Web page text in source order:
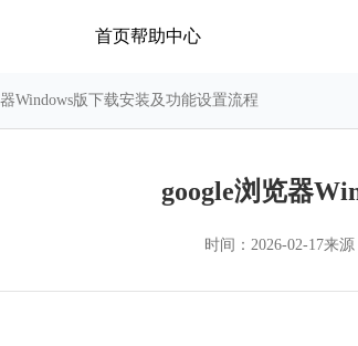
首页帮助中心
Windows版下载安装及功能设置流程
google浏览器
时间： 2026-02-17来源